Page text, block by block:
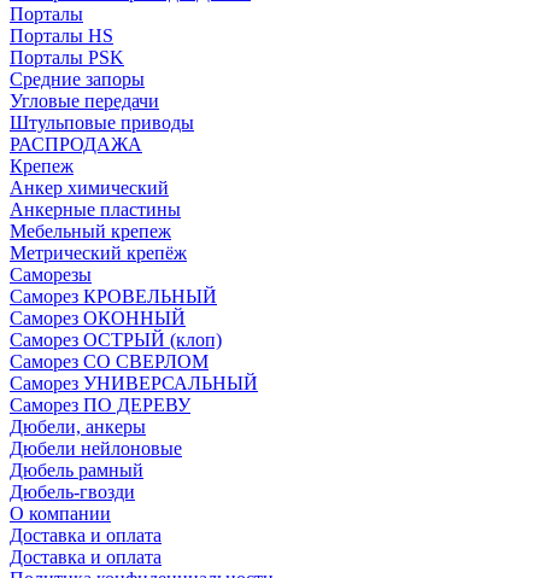
Порталы
Порталы HS
Порталы PSK
Средние запоры
Угловые передачи
Штульповые приводы
РАСПРОДАЖА
Крепеж
Анкер химический
Анкерные пластины
Мебельный крепеж
Метрический крепёж
Саморезы
Саморез КРОВЕЛЬНЫЙ
Саморез ОКОННЫЙ
Саморез ОСТРЫЙ (клоп)
Саморез СО СВЕРЛОМ
Саморез УНИВЕРСАЛЬНЫЙ
Саморез ПО ДЕРЕВУ
Дюбели, анкеры
Дюбели нейлоновые
Дюбель рамный
Дюбель-гвозди
О компании
Доставка и оплата
Доставка и оплата